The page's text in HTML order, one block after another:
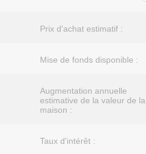
Prix d'achat estimatif :
Mise de fonds disponible :
Augmentation annuelle
estimative de la valeur de la
maison :
Taux d'intérêt :